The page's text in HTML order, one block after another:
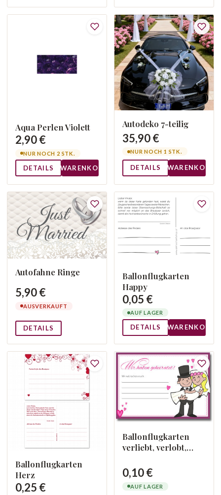
Aqua Perlen Violett
2,90 €
NUR NOCH 2 STK.
DETAILS WARENKORB
Autodeko 7-teilig
35,90 €
NUR NOCH 1 STK.
DETAILS WARENKORB
Autofahne Ringe
5,90 €
AUSVERKAUFT
DETAILS
Ballonflugkarten
Happy
0,05 €
AUF LAGER
DETAILS WARENKORB
Ballonflugkarten
Herz
0,25 €
Ballonflugkarten
verliebt, verlobt,
0,10 €
AUF LAGER